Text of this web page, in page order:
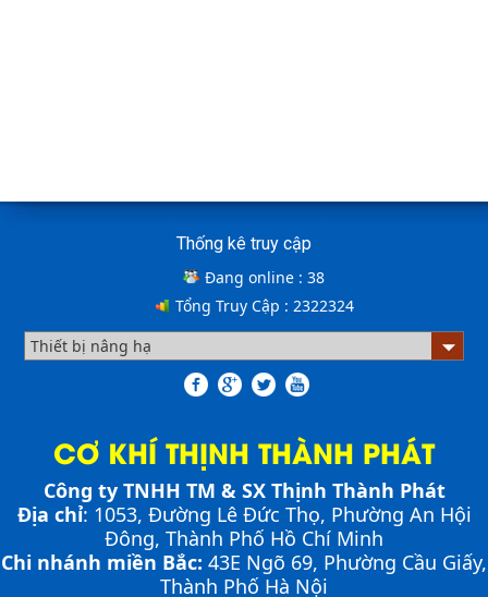
khá nhiều người thắc mắc. Vậy hãy cùng với THỊNH
ƯU ĐIỂM CỦA SÀN NÂNG THỦY LỰC NHỎ -
NHỮNG THIẾT BỊ CHUYÊN DỤNG TRONG
VẬN HÀNH KHO VẬN
Cách lựa chọn Sàn Nâng Thủy Lực phù hợp
Bơm thủy lực Dock leveler
Cầu container - Giải pháp nâng dỡ hàng
container an toàn, hiệu quả
Thống kê truy cập
Đang online : 38
Tổng Truy Cập : 2322324
CƠ KHÍ THỊNH THÀNH PHÁT
Công ty TNHH TM & SX Thịnh Thành Phát
Địa chỉ: 1053, Đường Lê Đức Thọ, Phường An Hội
Đông, Thành Phố Hồ Chí Minh
Chi nhánh miền Bắc: 43E Ngõ 69, Phường Cầu Giấy,
Thành Phố Hà Nội